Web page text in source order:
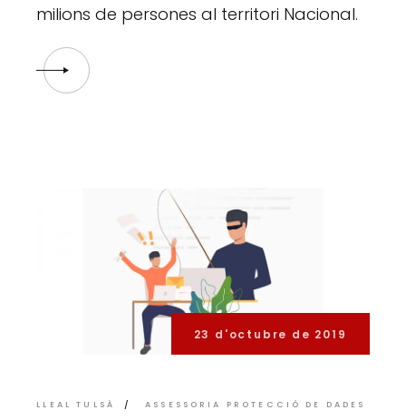
milions de persones al territori Nacional.
23 d'octubre de 2019
LLEAL TULSÀ ASSESSORIA PROTECCIÓ DE DADES